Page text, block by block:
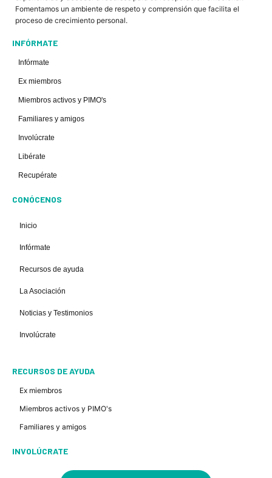
Fomentamos un ambiente de respeto y comprensión que facilita el
proceso de crecimiento personal.
INFÓRMATE
Infórmate
Ex miembros
Miembros activos y PIMO's
Familiares y amigos
Involúcrate
Libérate
Recupérate
CONÓCENOS
Inicio
Infórmate
Recursos de ayuda
La Asociación
Noticias y Testimonios
Involúcrate
RECURSOS DE AYUDA
Ex miembros
Miembros activos y PIMO's
Familiares y amigos
INVOLÚCRATE